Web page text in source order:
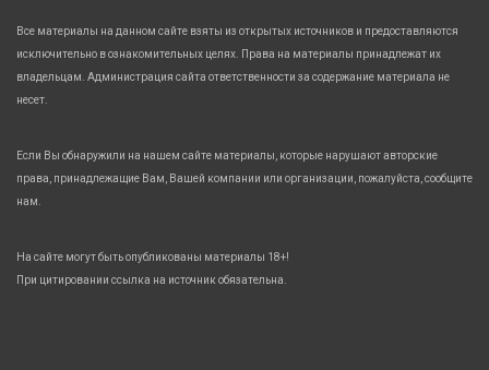
Все материалы на данном сайте взяты из открытых источников и предоставляются
исключительно в ознакомительных целях. Права на материалы принадлежат их
владельцам. Администрация сайта ответственности за содержание материала не
несет.
Если Вы обнаружили на нашем сайте материалы, которые нарушают авторские
права, принадлежащие Вам, Вашей компании или организации, пожалуйста, сообщите
нам.
На сайте могут быть опубликованы материалы 18+!
При цитировании ссылка на источник обязательна.